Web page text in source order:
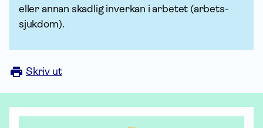
eller annan skadlig inverkan i arbetet (arbets­
sjuk­dom).
Skriv ut